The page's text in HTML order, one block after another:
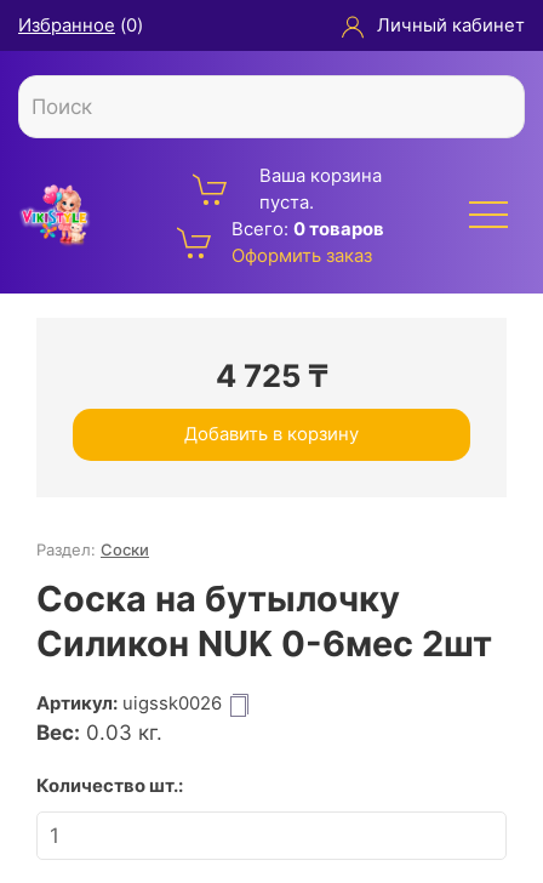
Избранное (0) Личный кабинет
Ваша корзина
пуста.
Всего: 0 товаров
Оформить заказ
4 725₸
Добавить в корзину
Раздел: Соски
Соска на бутылочку
Силикон NUK 0-6мес 2шт
Артикул: uigssk0026
Вес: 0.03 кг.
Количество шт.: